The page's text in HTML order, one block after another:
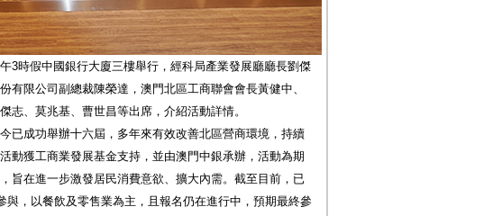
3時假中國銀行大廈三樓舉行，經科局產業發展廳廳長劉傑
有限公司副總裁陳榮達，澳門北區工商聯會會長黃健中、
志、莫兆基、曹世昌等出席，介紹活動詳情。
已成功舉辦十六屆，多年來有效改善北區營商環境，持續
動獲工商業發展基金支持，並由澳門中銀承辦，活動為期
旨在進一步激發居民消費意欲、擴大內需。截至目前，已
與，以餐飲及零售業為主，且報名仍在進行中，預期最終參